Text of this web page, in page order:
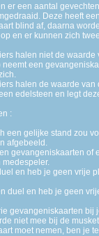
er een aantal
Deze heeft
blind af, daarna
en er kunnen zich
halen niet de
neemt een
halen de waarde
edelsteen en legt
:
een gelijke stand zou
afgebeeld.
gevangeniskaarten of
en heb je geen vrije
duel en heb je geen
gevangeniskaarten bij
niet mee bij de
moet nemen, ben je